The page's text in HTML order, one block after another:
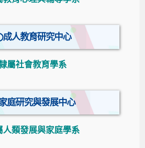
成人教育研究中心
屬社會教育學系
庭研究與發展中心
人類發展與家庭學系